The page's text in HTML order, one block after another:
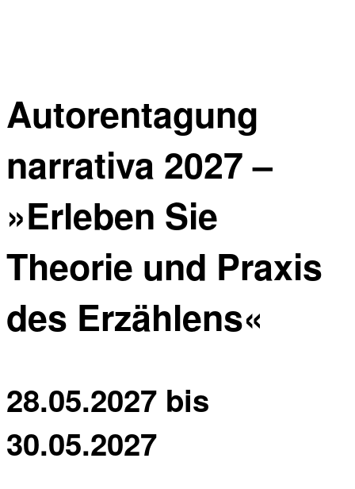
Autorentagung
narrativa 2027 –
»Erleben Sie
Theorie und Praxis
des Erzählens«
28.05.2027 bis
30.05.2027